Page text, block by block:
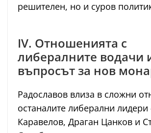
решителен, но и суров
IV. Отношенията с
либералните водачи
въпросът за нов
Радославов влиза в сложни
останалите либерални лидери
Каравелов, Драган Цанков и